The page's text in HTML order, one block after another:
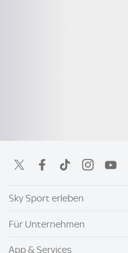
Sky Sport erleben
Für Unternehmen
App & Services